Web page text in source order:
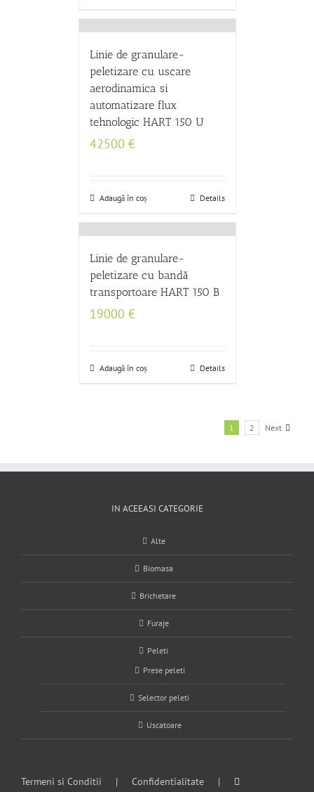
Linie de granulare-
peletizare cu uscare
aerodinamica si
automatizare flux
tehnologic HART 150 U
42500 €
Adaugă în coș Details
Linie de granulare-
peletizare cu bandă
transportoare HART 150 B
19000 €
Adaugă în coș Details
1 2 Next
IN ACEEASI CATEGORIE
Alte
Biomasa
Brichetare
Furaje
Peleti
Prese peleti
Selector peleti
Uscatoare
Termeni si Conditii Confidentialitate